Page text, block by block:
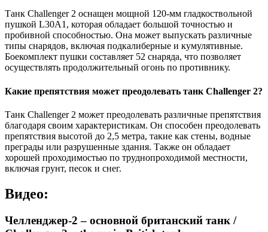
Танк Challenger 2 оснащен мощной 120-мм гладкоствольной
пушкой L30A1, которая обладает большой точностью и
пробивной способностью. Она может выпускать различные
типы снарядов, включая подкалиберные и кумулятивные.
Боекомплект пушки составляет 52 снаряда, что позволяет
осуществлять продолжительный огонь по противнику.
Какие препятствия может преодолевать танк Challenger 2?
Tанк Challenger 2 может преодолевать различные препятствия
благодаря своим характеристикам. Он способен преодолевать
препятствия высотой до 2,5 метра, такие как стены, водные
преграды или разрушенные здания. Также он обладает
хорошей проходимостью по труднопроходимой местности,
включая грунт, песок и снег.
Видео:
Челленджер-2 – основной британский танк /